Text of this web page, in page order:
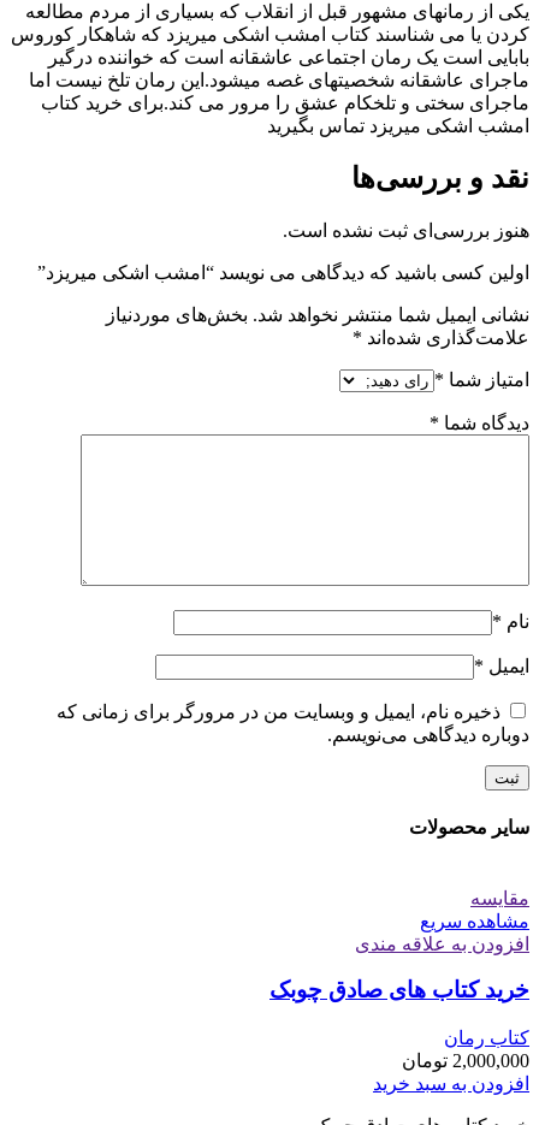
یکی از رمانهای مشهور قبل از انقلاب که بسیاری از مردم مطالعه
کردن یا می شناسند کتاب امشب اشکی میریزد که شاهکار کوروس
بابایی است یک رمان اجتماعی عاشقانه است که خواننده درگیر
ماجرای عاشقانه شخصیتهای غصه میشود.این رمان تلخ نیست اما
ماجرای سختی و تلخکام عشق را مرور می کند.برای خرید کتاب
امشب اشکی میریزد تماس بگیرید
نقد و بررسی‌ها
هنوز بررسی‌ای ثبت نشده است.
اولین کسی باشید که دیدگاهی می نویسد “امشب اشکی میریزد”
نشانی ایمیل شما منتشر نخواهد شد. بخش‌های موردنیاز
علامت‌گذاری شده‌اند *
امتیاز شما *
دیدگاه شما *
نام *
ایمیل *
ذخیره نام، ایمیل و وبسایت من در مرورگر برای زمانی که
دوباره دیدگاهی می‌نویسم.
سایر محصولات
مقایسه
مشاهده سریع
افزودن به علاقه مندی
خرید کتاب های صادق چوبک
کتاب رمان
2,000,000 تومان
افزودن به سبد خرید